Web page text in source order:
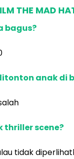
THE MAD
bagus?
anak di
thriller scene?
tidak